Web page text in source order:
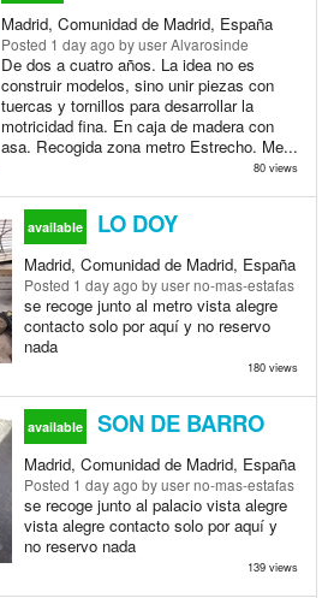
Madrid, Comunidad de Madrid, España
Posted 1 day ago by user Alvarosinde
De dos a cuatro años. La idea no es
construir modelos, sino unir piezas con
tuercas y tornillos para desarrollar la
motricidad fina. En caja de madera con
asa. Recogida zona metro Estrecho. Me...
80 views
available LO DOY
Madrid, Comunidad de Madrid, España
Posted 1 day ago by user no-mas-estafas
se recoge junto al metro vista alegre
contacto solo por aquí y no reservo
nada
180 views
available SON DE BARRO
Madrid, Comunidad de Madrid, España
Posted 1 day ago by user no-mas-estafas
se recoge junto al palacio vista alegre
vista alegre contacto solo por aquí y
no reservo nada
139 views